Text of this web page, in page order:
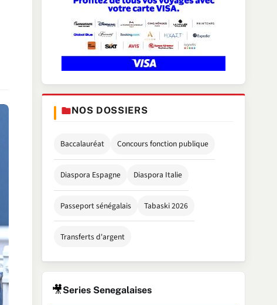
NOS DOSSIERS
Baccalauréat Concours fonction publique
Diaspora Espagne Diaspora Italie
Passeport sénégalais Tabaski 2026
Transferts d'argent
🎥Series Senegalaises